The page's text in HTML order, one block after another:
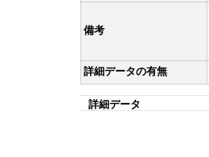
備考
詳細データの有無
詳細データ